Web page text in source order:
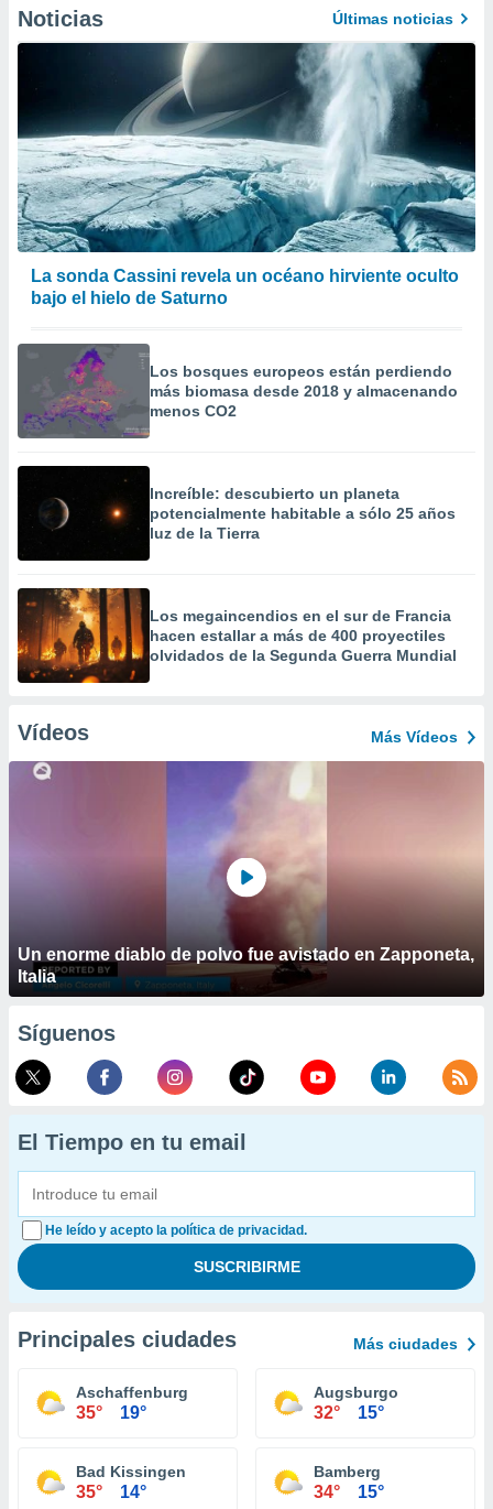
Noticias Últimas noticias
La sonda Cassini revela un océano hirviente oculto
bajo el hielo de Saturno
Los bosques europeos están perdiendo
más biomasa desde 2018 y almacenando
menos CO2
Increíble: descubierto un planeta
potencialmente habitable a sólo 25 años
luz de la Tierra
Los megaincendios en el sur de Francia
hacen estallar a más de 400 proyectiles
olvidados de la Segunda Guerra Mundial
Vídeos Más Vídeos
Un enorme diablo de polvo fue avistado en Zapponeta,
Italia
Síguenos
El Tiempo en tu email
He leído y acepto la política de privacidad.
Principales ciudades Más ciudades
Aschaffenburg
35° 19°
Augsburgo
32° 15°
Bad Kissingen
35° 14°
Bamberg
34° 15°